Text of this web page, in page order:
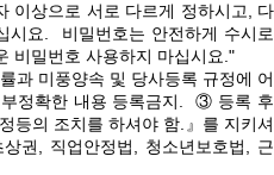
이상으로 서로 다르게 정하시고, 다
시요. 비밀번호는 안전하게 수시로
비밀번호 사용하지 마십시요."
과 미풍양속 및 당사등록 규정에 어
정확한 내용 등록금지. ③ 등록 후
등의 조치를 하셔야 함.』를 지키셔
권, 직업안정법, 청소년보호법, 근